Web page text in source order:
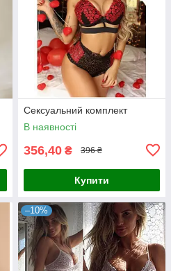
Сексуальний комплект
В наявності
356,40 ₴ 396 ₴
Купити
–10%